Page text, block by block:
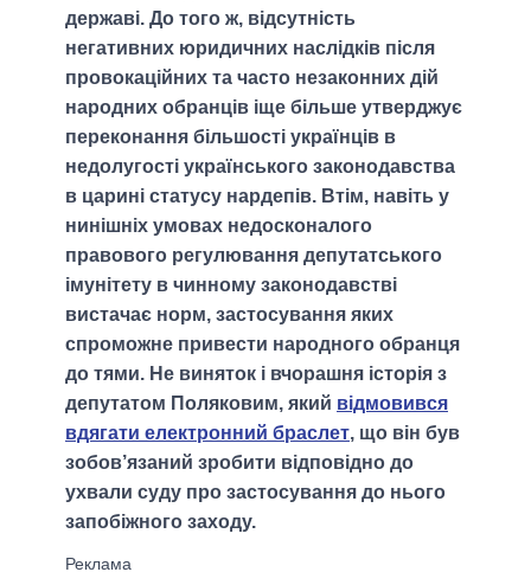
державі. До того ж, відсутність
негативних юридичних наслідків після
провокаційних та часто незаконних дій
народних обранців іще більше утверджує
переконання більшості українців в
недолугості українського законодавства
в царині статусу нардепів. Втім, навіть у
нинішніх умовах недосконалого
правового регулювання депутатського
імунітету в чинному законодавстві
вистачає норм, застосування яких
спроможне привести народного обранця
до тями. Не виняток і вчорашня історія з
депутатом Поляковим, який відмовився
вдягати електронний браслет, що він був
зобов’язаний зробити відповідно до
ухвали суду про застосування до нього
запобіжного заходу.